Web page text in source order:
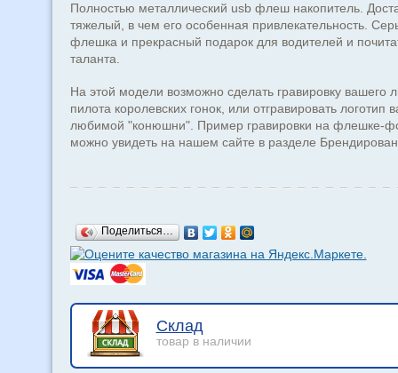
Полностью металлический usb флеш накопитель.
тяжелый, в чем его особенная привлекательность.
флешка и прекрасный подарок для водителей и
таланта.
На этой модели возможно сделать гравировку вашего
пилота королевских гонок, или отгравировать логотип
любимой "конюшни". Пример гравировки на флешке-
можно увидеть на нашем сайте в разделе
Поделиться…
Склад
товар в наличии